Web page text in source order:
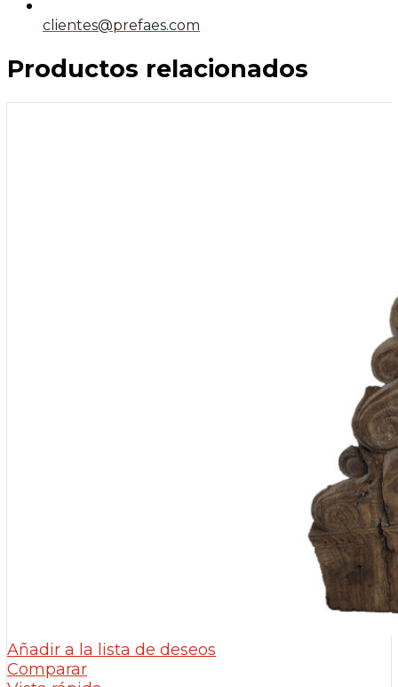
clientes@prefaes.com
Productos relacionados
Añadir a la lista de deseos
Comparar